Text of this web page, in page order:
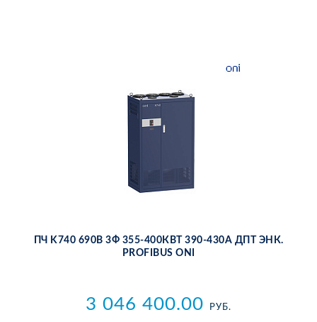
ПЧ K740 690В 3Ф 355-400КВТ 390-430А ДПТ ЭНК.
PROFIBUS ONI
3 046 400.00 РУБ.